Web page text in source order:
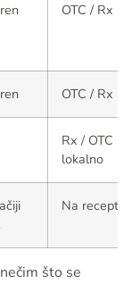
OTC / Rx
OTC / Rx
Rx / OTC
lokalno
Na recept
što se